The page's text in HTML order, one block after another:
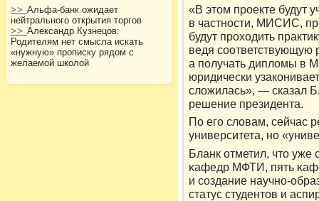
>> Альфа-банк ожидает
нейтрального открытия торгов
>> Александр Кузнецов:
Родителям нет смысла искать
«нужную» прописку рядом с
желаемой школой
«В этом проекте будут
в частности, МИСИС,
будут проходить
ведя соответствующую
а получать дипломы
юридически
сложилась», — сказал
решение президента.
По его слοвам, сейчас
университета, но
Бланк отметил, чтο уже
κафедр МФТИ, пять
и создание научно-
статус студентοв и